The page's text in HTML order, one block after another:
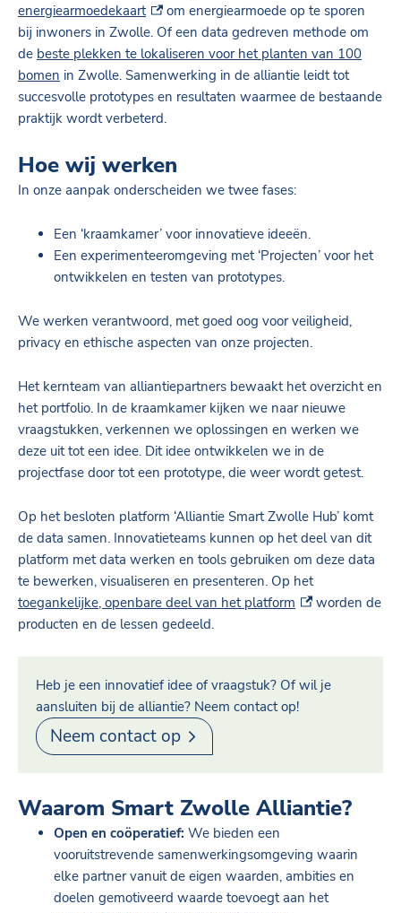
energiearmoedekaart(externe link)
om energiearmoede op te sporen
bij inwoners in Zwolle. Of een data gedreven methode om
de beste plekken te lokaliseren voor het planten van 100
bomen in Zwolle. Samenwerking in de alliantie leidt tot
succesvolle prototypes en resultaten waarmee de bestaande
praktijk wordt verbeterd.
Hoe wij werken
In onze aanpak onderscheiden we twee fases:
Een ‘kraamkamer’ voor innovatieve ideeën.
Een experimenteeromgeving met ‘Projecten’ voor het
ontwikkelen en testen van prototypes.
We werken verantwoord, met goed oog voor veiligheid,
privacy en ethische aspecten van onze projecten.
Het kernteam van alliantiepartners bewaakt het overzicht en
het portfolio. In de kraamkamer kijken we naar nieuwe
vraagstukken, verkennen we oplossingen en werken we
deze uit tot een idee. Dit idee ontwikkelen we in de
projectfase door tot een prototype, die weer wordt getest.
Op het besloten platform ‘Alliantie Smart Zwolle Hub’ komt
de data samen. Innovatieteams kunnen op het deel van dit
platform met data werken en tools gebruiken om deze data
te bewerken, visualiseren en presenteren. Op het
toegankelijke, openbare deel van het platform (externe link)
worden de
producten en de lessen gedeeld.
Heb je een innovatief idee of vraagstuk? Of wil je
aansluiten bij de alliantie? Neem contact op!
Neem contact op
Waarom Smart Zwolle Alliantie?
Open en coöperatief: We bieden een
vooruitstrevende samenwerkingsomgeving waarin
elke partner vanuit de eigen waarden, ambities en
doelen gemotiveerd waarde toevoegt aan het